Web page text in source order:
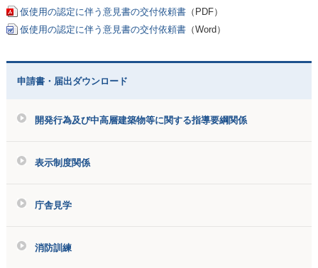
仮使用の認定に伴う意見書の交付依頼書 （PDF）
仮使用の認定に伴う意見書の交付依頼書 （Word）
申請書・届出ダウンロード
開発行為及び中高層建築物等に関する指導要綱関係
表示制度関係
庁舎見学
消防訓練